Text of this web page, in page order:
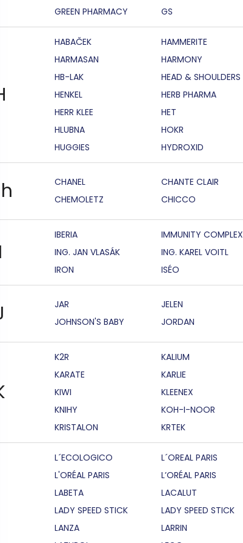
GREEN PHARMACY GS
HABAČEK HAMMERITE
HARMASAN
HARMONY
HB-LAK
HEAD & SHOULDERS
HENKEL
HERB PHARMA
HERR KLEE
HET
HLUBNA
HOKR
HUGGIES
HYDROXID
CHANEL CHANTE CLAIR
CHEMOLETZ
CHICCO
IBERIA IMMUNITY COMPLEX
ING. JAN VLASÁK
ING. KAREL VOITL
IRON
ISÉO
JAR JELEN
JOHNSON'S BABY
JORDAN
K2R KALIUM
KARATE
KARLIE
KIWI
KLEENEX
KNIHY
KOH-I-NOOR
KRISTALON
KRTEK
L´ECOLOGICO L´OREAL PARIS
L'ORÉAL PARIS
L’ORÉAL PARIS
LABETA
LACALUT
LADY SPEED STICK
LADY SPEED STICK
LANZA
LARRIN